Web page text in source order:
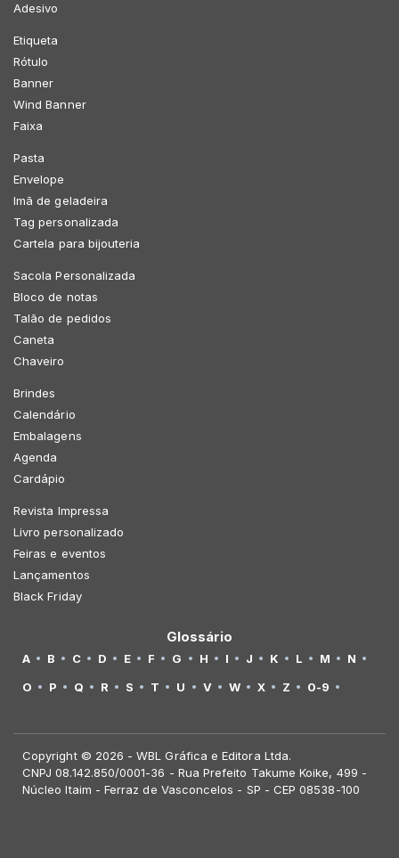
Adesivo
Etiqueta
Rótulo
Banner
Wind Banner
Faixa
Pasta
Envelope
Imã de geladeira
Tag personalizada
Cartela para bijouteria
Sacola Personalizada
Bloco de notas
Talão de pedidos
Caneta
Chaveiro
Brindes
Calendário
Embalagens
Agenda
Cardápio
Revista Impressa
Livro personalizado
Feiras e eventos
Lançamentos
Black Friday
Glossário
A B C D E F G H I J K L M
N
O
P Q R S T U V W X Z 0-9
Copyright © 2026 - WBL Gráfica e Editora Ltda.
CNPJ 08.142.850/0001-36 - Rua Prefeito Takume Koike, 499 -
Núcleo Itaim - Ferraz de Vasconcelos - SP - CEP 08538-100